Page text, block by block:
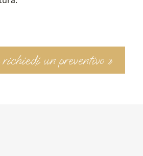
un preventivo »